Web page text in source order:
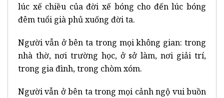
lúc xế chiều của đời xế bóng cho đến lúc bóng
đêm tuổi già phủ xuống đời ta.
Người vẫn ở bên ta trong mọi không gian: trong
nhà thờ, nơi trường học, ở sở làm, nơi giải trí,
trong gia đình, trong chòm xóm.
Người vẫn ở bên ta trong mọi cảnh ngộ vui buồn